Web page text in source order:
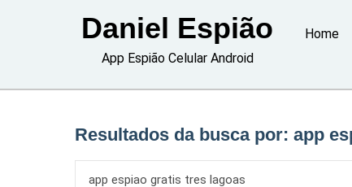
Daniel Espião
App Espião Celular Android
Home
Resultados da busca por: app